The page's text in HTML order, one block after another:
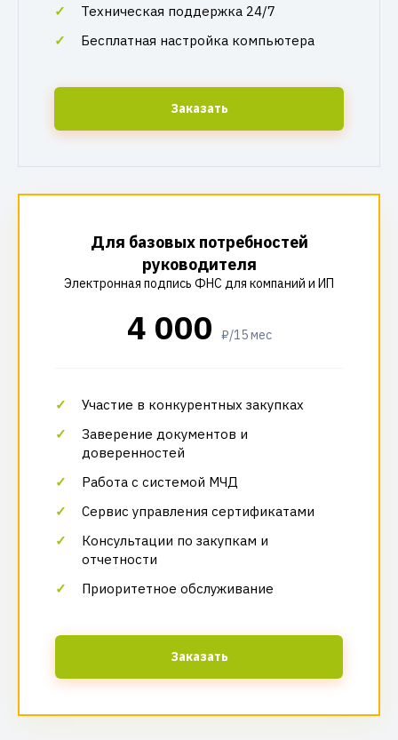
Техническая поддержка 24/7
Бесплатная настройка компьютера
Заказать
Для базовых потребностей
руководителя
Электронная подпись ФНС для компаний и ИП
4 000 ₽/15 мес
Участие в конкурентных закупках
Заверение документов и
доверенностей
Работа с системой МЧД
Сервис управления сертификатами
Консультации по закупкам и
отчетности
Приоритетное обслуживание
Заказать